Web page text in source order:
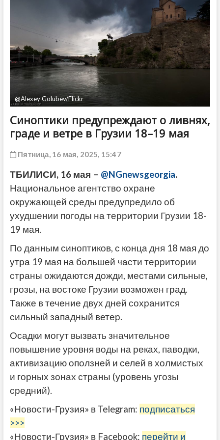
@Alexey Golubev/Flickr
Синоптики предупреждают о ливнях,
граде и ветре в Грузии 18–19 мая
Пятница, 16 мая, 2025, 15:47
ТБИЛИСИ, 16 мая – @NGnewsgeorgia.
Национальное агентство охране
окружающей среды предупредило об
ухудшении погоды на территории Грузии 18-
19 мая.
По данным синоптиков, с конца дня 18 мая до
утра 19 мая на большей части территории
страны ожидаются дожди, местами сильные,
грозы, на востоке Грузии возможен град.
Также в течение двух дней сохранится
сильный западный ветер.
Осадки могут вызвать значительное
повышение уровня воды на реках, паводки,
активизацию оползней и селей в холмистых
и горных зонах страны (уровень угозы
средний).
«Новости-Грузия» в Telegram: подписаться
>>>
«Новости-Грузия» в Facebook: перейти и